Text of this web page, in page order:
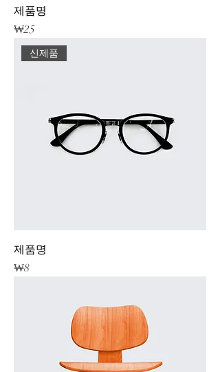
제품명
가격
₩25
신제품
제품명
가격
₩8